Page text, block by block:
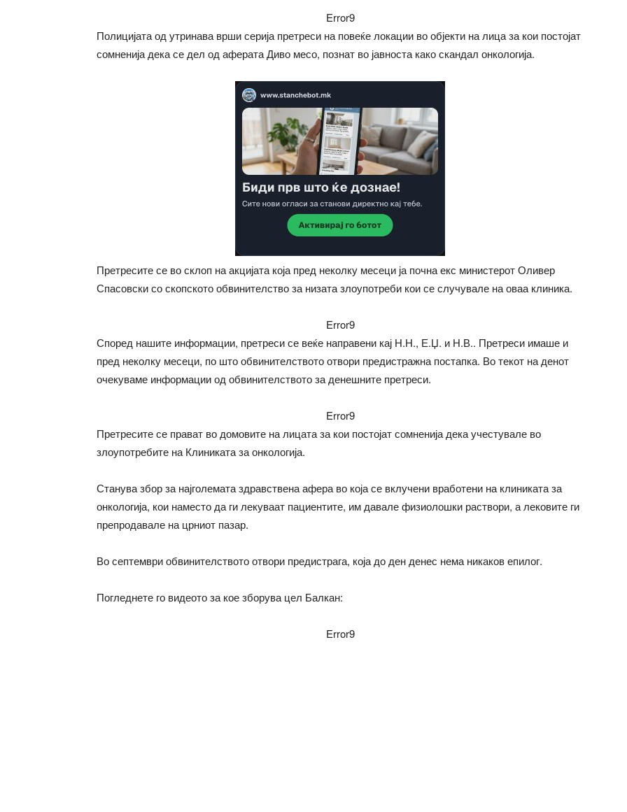
Error9
Полицијата од утринава врши серија претреси на повеќе локации во објекти на лица за кои постојат
сомненија дека се дел од аферата Диво месо, познат во јавноста како скандал онкологија.
Претресите се во склоп на акцијата која пред неколку месеци ја почна екс министерот Оливер
Спасовски со скопското обвинителство за низата злоупотреби кои се случувале на оваа клиника.
Error9
Според нашите информации, претреси се веќе направени кај Н.Н., Е.Џ. и Н.В.. Претреси имаше и
пред неколку месеци, по што обвинителството отвори предистражна постапка. Во текот на денот
очекуваме информации од обвинителството за денешните претреси.
Error9
Претресите се прават во домовите на лицата за кои постојат сомненија дека учестувале во
злоупотребите на Клиниката за онкологија.
Станува збор за најголемата здравствена афера во која се вклучени вработени на клиниката за
онкологија, кои наместо да ги лекуваат пациентите, им давале физиолошки раствори, а лековите ги
препродавале на црниот пазар.
Во септември обвинителството отвори предистрага, која до ден денес нема никаков епилог.
Погледнете го видеото за кое зборува цел Балкан:
Error9